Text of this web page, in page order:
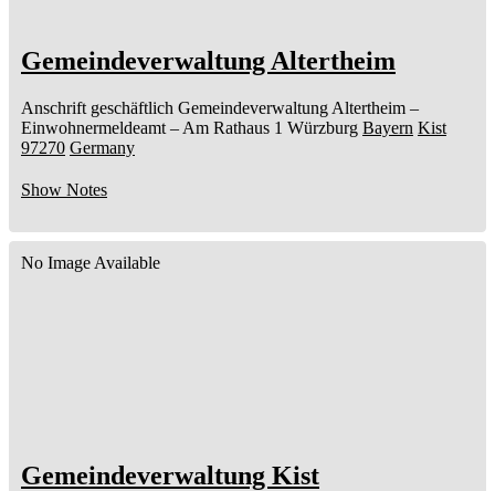
Gemeindeverwaltung Altertheim
Anschrift geschäftlich Gemeindeverwaltung Altertheim –
Einwohnermeldeamt – Am Rathaus 1 Würzburg Bayern Kist
97270 Germany
Show Notes
No Image Available
Gemeindeverwaltung Kist